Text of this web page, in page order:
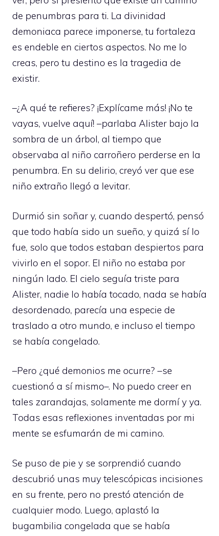
de penumbras para ti. La divinidad
demoniaca parece imponerse, tu fortaleza
es endeble en ciertos aspectos. No me lo
creas, pero tu destino es la tragedia de
existir.
–¿A qué te refieres? ¡Explícame más! ¡No te
vayas, vuelve aquí! –parlaba Alister bajo la
sombra de un árbol, al tiempo que
observaba al niño carroñero perderse en la
penumbra. En su delirio, creyó ver que ese
niño extraño llegó a levitar.
Durmió sin soñar y, cuando despertó, pensó
que todo había sido un sueño, y quizá sí lo
fue, solo que todos estaban despiertos para
vivirlo en el sopor. El niño no estaba por
ningún lado. El cielo seguía triste para
Alister, nadie lo había tocado, nada se había
desordenado, parecía una especie de
traslado a otro mundo, e incluso el tiempo
se había congelado.
–Pero ¿qué demonios me ocurre? –se
cuestionó a sí mismo–. No puedo creer en
tales zarandajas, solamente me dormí y ya.
Todas esas reflexiones inventadas por mi
mente se esfumarán de mi camino.
Se puso de pie y se sorprendió cuando
descubrió unas muy telescópicas incisiones
en su frente, pero no prestó atención de
cualquier modo. Luego, aplastó la
bugambilia congelada que se había